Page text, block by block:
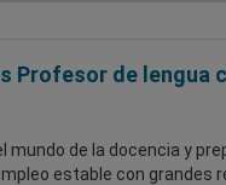
Profesor de lengua
mundo de la docencia y
estable con grandes